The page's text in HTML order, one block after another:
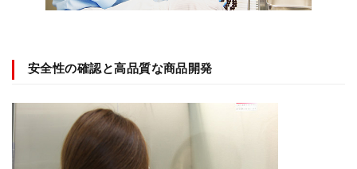
安全性の確認と高品質な商品開発